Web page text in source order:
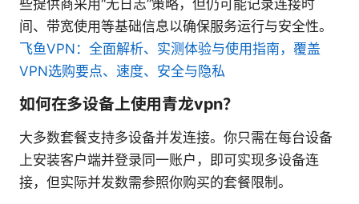
些提供商采用“无日志”策略，但仍可能记录连接时
间、带宽使用等基础信息以确保服务运行与安全性。
飞鱼VPN：全面解析、实测体验与使用指南，覆盖
VPN选购要点、速度、安全与隐私
如何在多设备上使用青龙vpn？
大多数套餐支持多设备并发连接。你只需在每台设备
上安装客户端并登录同一账户，即可实现多设备连
接，但实际并发数需参照你购买的套餐限制。